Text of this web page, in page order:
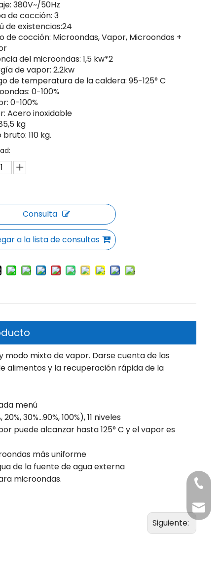
380V~/50Hz
de cocción: 3
de existencias:24
de cocción: Microondas, Vapor, Microondas +
del microondas: 1,5 kw*2
de vapor: 2.2kw
de temperatura de la caldera: 95-125° C
0-100%
0-100%
Acero inoxidable
kg
bruto: 110 kg.
Consulta
a la lista de consultas
modo mixto de vapor. Darse cuenta de las
alimentos y la recuperación rápida de la
menú
30%...90%, 100%), 11 niveles
puede alcanzar hasta 125° C y el vapor es
más uniforme
de la fuente de agua externa
microondas.
Siguiente:
+86-